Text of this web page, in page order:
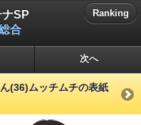
SP
合
Ranking
次へ
(36)ムッチムチの表紙